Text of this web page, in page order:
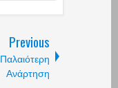
Previous
Παλαιότερη
Ανάρτηση